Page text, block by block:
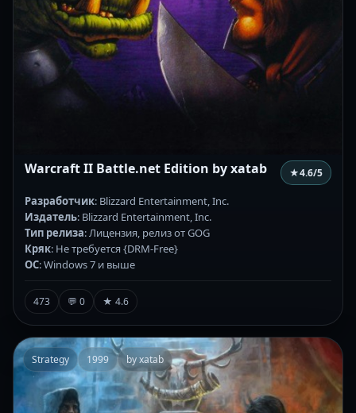
Warcraft II Battle.net Edition by xatab ★4.6/5
Разработчик: Blizzard Entertainment, Inc.
Издатель: Blizzard Entertainment, Inc.
Тип релиза: Лицензия, релиз от GOG
Кряк: Не требуется {DRM-Free}
ОС: Windows 7 и выше
473 💬 0 ★ 4.6
Strategy 1999 by xatab